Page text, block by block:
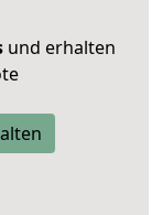
und erhalten